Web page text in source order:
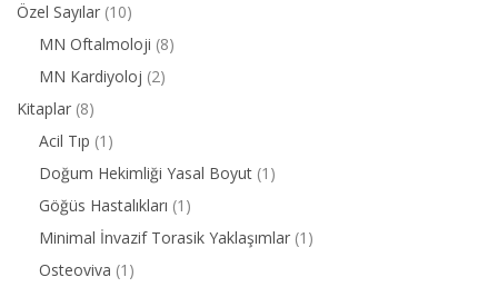
Özel Sayılar (10)
MN Oftalmoloji (8)
MN Kardiyoloj (2)
Kitaplar (8)
Acil Tıp (1)
Doğum Hekimliği Yasal Boyut (1)
Göğüs Hastalıkları (1)
Minimal İnvazif Torasik Yaklaşımlar (1)
Osteoviva (1)